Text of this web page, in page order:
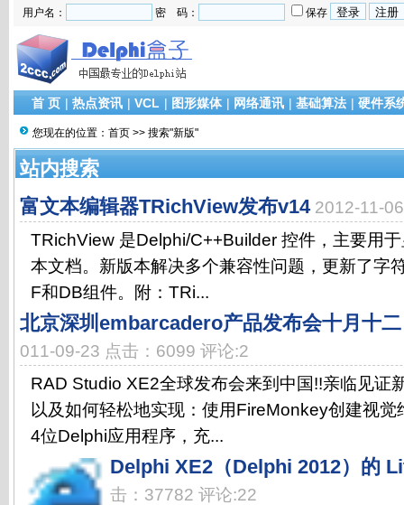
用户名： 密 码： 保存
首 页 | 热点资讯 | VCL | 图形媒体 | 网络通讯 | 基础算法 | 硬件系
您现在的位置： 首页 >> 搜索"新版"
站内搜索
富文本编辑器TRichView发布v14 2012-11-
TRichView 是Delphi/C++Builder 控件，主要用
本文档。新版本解决多个兼容性问题，更新了字
F和DB组件。附：TRi...
北京深圳embarcadero产品发布会十月十
011-09-23 点击：6099 评论:2
RAD Studio XE2全球发布会来到中国!!亲临见证
以及如何轻松地实现：使用FireMonkey创建视
4位Delphi应用程序，充...
Delphi XE2（Delphi 2012）的
击：37782 评论:22